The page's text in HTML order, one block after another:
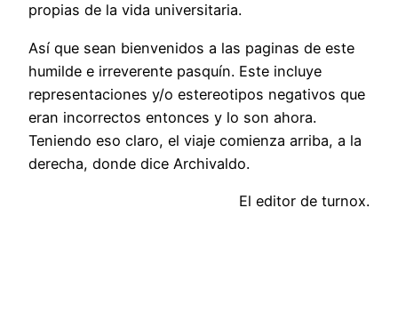
propias de la vida universitaria.
Así que sean bienvenidos a las paginas de este
humilde e irreverente pasquín. Este incluye
representaciones y/o estereotipos negativos que
eran incorrectos entonces y lo son ahora.
Teniendo eso claro, el viaje comienza arriba, a la
derecha, donde dice Archivaldo.
El editor de turnox.